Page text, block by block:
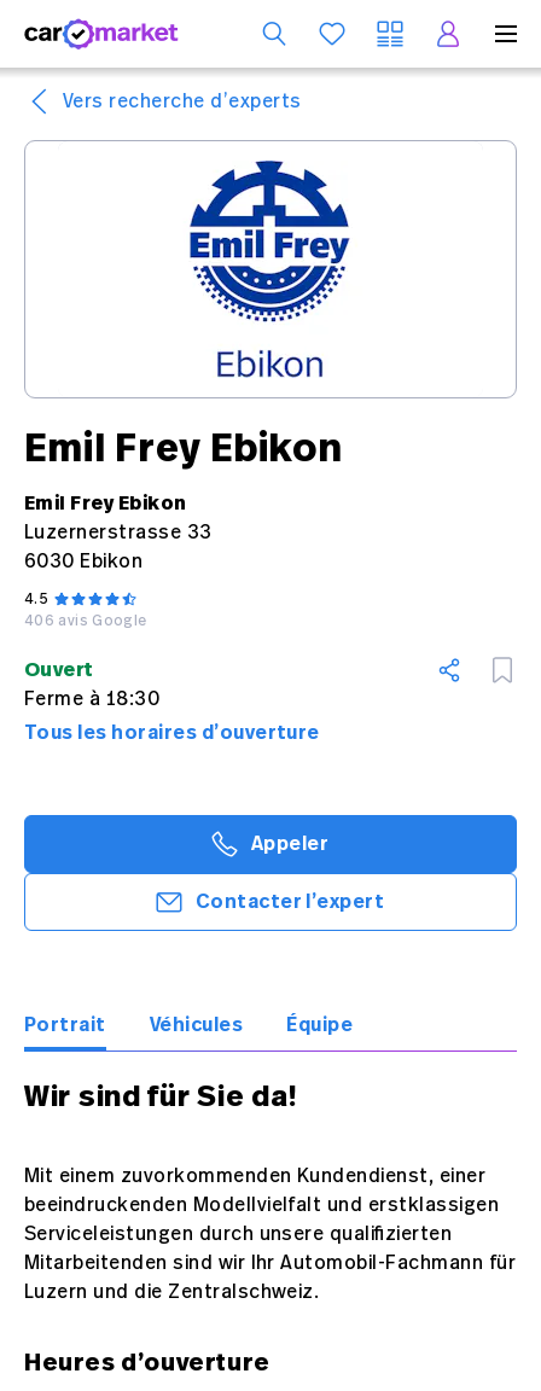
Vers recherche d’experts
Emil Frey Ebikon
Emil Frey Ebikon
Luzernerstrasse 33
6030 Ebikon
4.5
406 avis Google
Ouvert
Ferme à 18:30
Tous les horaires d’ouverture
Contacter l’expert
Appeler
Portrait Véhicules Équipe
Wir sind für Sie da!
Mit einem zuvorkommenden Kundendienst, einer
beeindruckenden Modellvielfalt und erstklassigen
Serviceleistungen durch unsere qualifizierten
Mitarbeitenden sind wir Ihr Automobil-Fachmann für
Luzern und die Zentralschweiz.
Heures d’ouverture